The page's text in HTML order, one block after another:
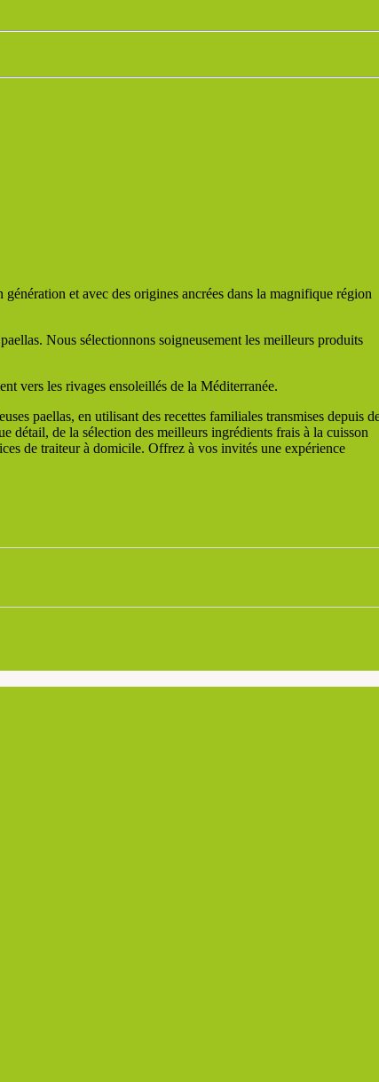
et avec des origines ancrées dans la magnifique région
Nous sélectionnons soigneusement les meilleurs produits
vers les rivages ensoleillés de la Méditerranée.
paellas, en utilisant des recettes familiales transmises depuis
détail, de la sélection des meilleurs ingrédients frais à la cuisson
de traiteur à domicile. Offrez à vos invités une expérience